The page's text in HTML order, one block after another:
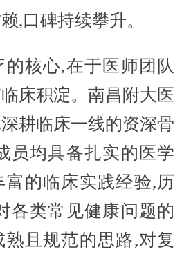
,口碑持续攀升。
核心,在于医师团队
床积淀。南昌附大医
耕临床一线的资深骨
员均具备扎实的医学
富的临床实践经验,历
各类常见健康问题的
且规范的思路,对复